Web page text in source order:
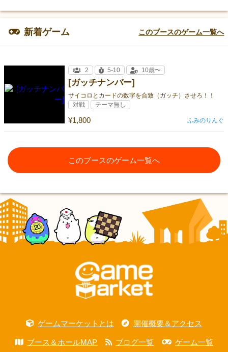
新着ゲーム このブースのゲーム一覧へ
[ガッチナンバー]
サイコロとカードの数字を合致（ガッチ）させろ！！
¥1,800
2 5-10 10歳〜
対戦 テーマ無し
ふみのりんぐ
このブースのゲーム一覧へ
ゲームマーケットとは 開催概要＆アクセス
ブース＆ホールMAP ブログ一覧 ゲーム一覧